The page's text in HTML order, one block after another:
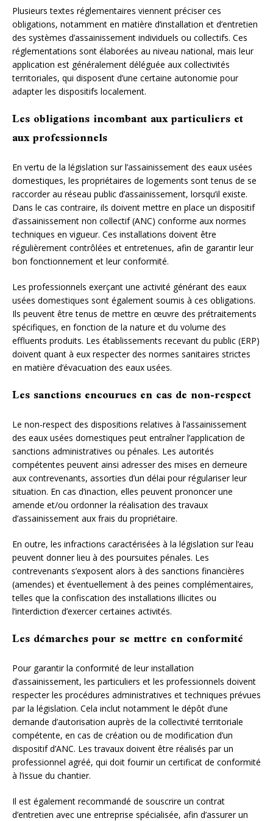
Plusieurs textes réglementaires viennent préciser ces
obligations, notamment en matière d’installation et d’entretien
des systèmes d’assainissement individuels ou collectifs. Ces
réglementations sont élaborées au niveau national, mais leur
application est généralement déléguée aux collectivités
territoriales, qui disposent d’une certaine autonomie pour
adapter les dispositifs localement.
Les obligations incombant aux particuliers et
aux professionnels
En vertu de la législation sur l’assainissement des eaux usées
domestiques, les propriétaires de logements sont tenus de se
raccorder au réseau public d’assainissement, lorsqu’il existe.
Dans le cas contraire, ils doivent mettre en place un dispositif
d’assainissement non collectif (ANC) conforme aux normes
techniques en vigueur. Ces installations doivent être
régulièrement contrôlées et entretenues, afin de garantir leur
bon fonctionnement et leur conformité.
Les professionnels exerçant une activité générant des eaux
usées domestiques sont également soumis à ces obligations.
Ils peuvent être tenus de mettre en œuvre des prétraitements
spécifiques, en fonction de la nature et du volume des
effluents produits. Les établissements recevant du public (ERP)
doivent quant à eux respecter des normes sanitaires strictes
en matière d’évacuation des eaux usées.
Les sanctions encourues en cas de non-respect
Le non-respect des dispositions relatives à l’assainissement
des eaux usées domestiques peut entraîner l’application de
sanctions administratives ou pénales. Les autorités
compétentes peuvent ainsi adresser des mises en demeure
aux contrevenants, assorties d’un délai pour régulariser leur
situation. En cas d’inaction, elles peuvent prononcer une
amende et/ou ordonner la réalisation des travaux
d’assainissement aux frais du propriétaire.
En outre, les infractions caractérisées à la législation sur l’eau
peuvent donner lieu à des poursuites pénales. Les
contrevenants s’exposent alors à des sanctions financières
(amendes) et éventuellement à des peines complémentaires,
telles que la confiscation des installations illicites ou
l’interdiction d’exercer certaines activités.
Les démarches pour se mettre en conformité
Pour garantir la conformité de leur installation
d’assainissement, les particuliers et les professionnels doivent
respecter les procédures administratives et techniques prévues
par la législation. Cela inclut notamment le dépôt d’une
demande d’autorisation auprès de la collectivité territoriale
compétente, en cas de création ou de modification d’un
dispositif d’ANC. Les travaux doivent être réalisés par un
professionnel agréé, qui doit fournir un certificat de conformité
à l’issue du chantier.
Il est également recommandé de souscrire un contrat
d’entretien avec une entreprise spécialisée, afin d’assurer un